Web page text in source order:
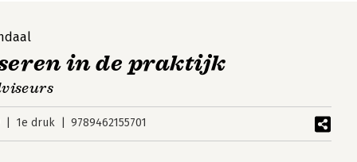
in de praktijk
1e druk 9789462155701